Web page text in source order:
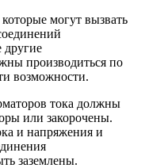
могут вызвать
производиться по
возможности.
тока должны
или закорочены.
и напряжения и
заземлены.